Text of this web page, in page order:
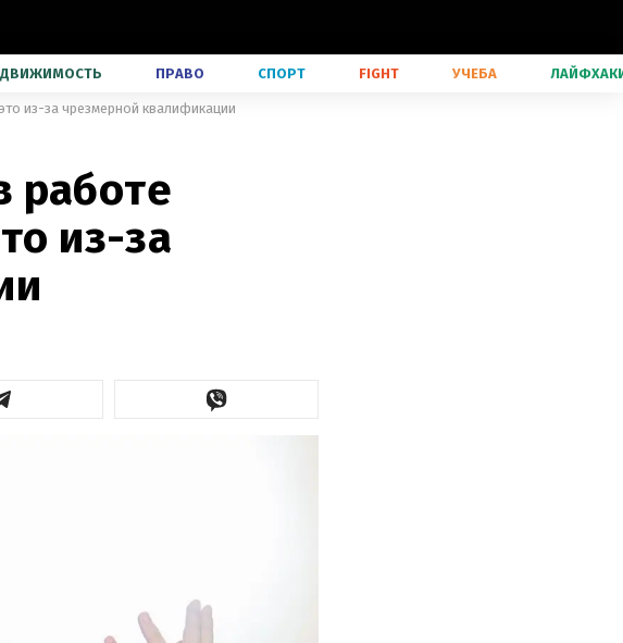
ПРАВО СПОРТ FIGHT УЧЕБА
из-за чрезмерной квалификации
работе
из-за